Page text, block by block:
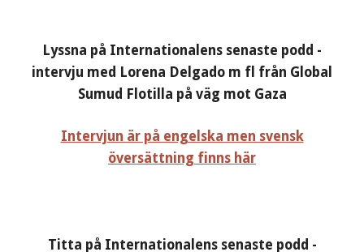
Lyssna på Internationalens senaste podd -
intervju med Lorena Delgado m fl från Global
Sumud Flotilla på väg mot Gaza
Intervjun är på engelska men svensk
översättning finns här
Titta på Internationalens senaste podd -